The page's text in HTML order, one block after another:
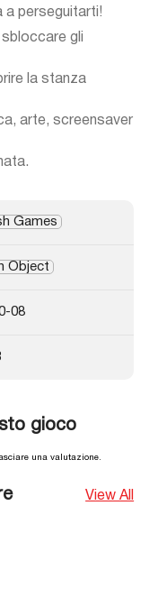
a perseguitarti!
gli
la stanza
arte, screensaver
Games
Object
08
gioco
una valutazione.
View All